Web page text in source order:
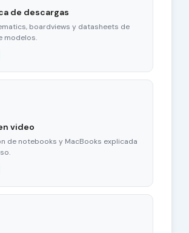
de descargas
boardviews y datasheets de
modelos.
video
de notebooks y MacBooks explicada